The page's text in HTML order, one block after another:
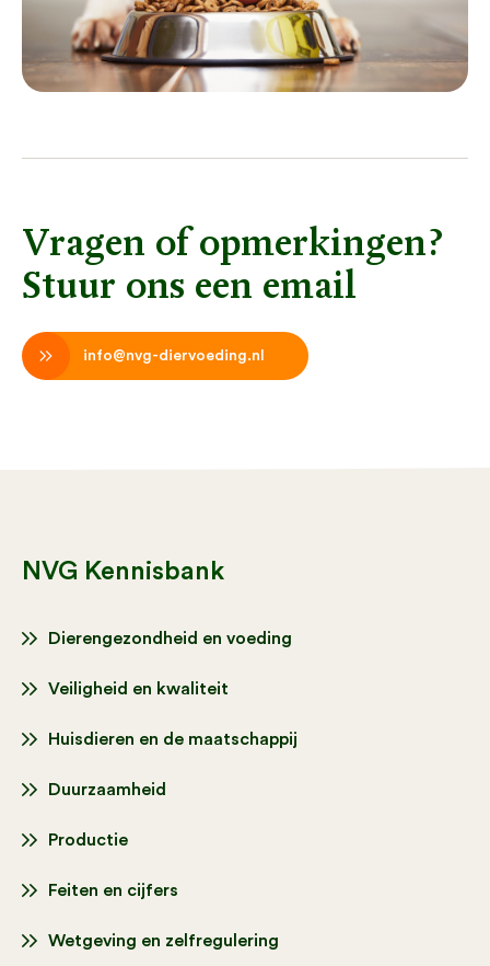
Vragen of opmerkingen?
Stuur ons een email
info@nvg-diervoeding.nl
NVG Kennisbank
Dierengezondheid en voeding
Veiligheid en kwaliteit
Huisdieren en de maatschappij
Duurzaamheid
Productie
Feiten en cijfers
Wetgeving en zelfregulering